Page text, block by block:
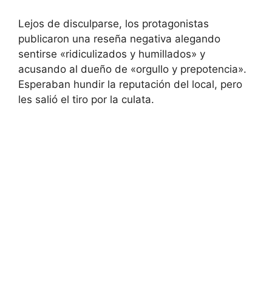
Lejos de disculparse, los protagonistas
publicaron una reseña negativa alegando
sentirse «ridiculizados y humillados» y
acusando al dueño de «orgullo y prepotencia».
Esperaban hundir la reputación del local, pero
les salió el tiro por la culata.